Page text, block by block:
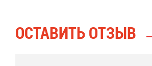
ОСТА­ВИТЬ ОТ­ЗЫВ